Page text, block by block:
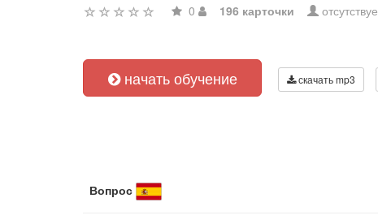
0 196 карточки
начать обучение скачать mp3
Вопрос